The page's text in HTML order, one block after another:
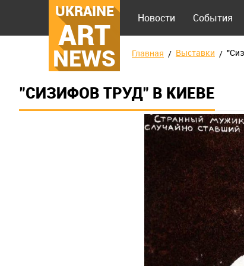
UKRAINE
ART
NEWS
Новости События
Главная Выставки
"СИЗИФОВ ТРУД" В КИЕВЕ